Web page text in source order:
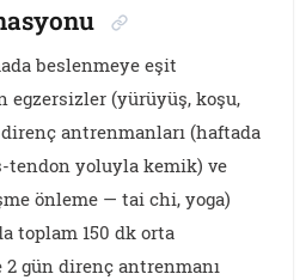
beslenmeye eşit
egzersizler (yürüyüş, koşu,
antrenmanları (haftada
tendon yoluyla kemik) ve
önleme — tai chi, yoga)
toplam 150 dk orta
gün direnç antrenmanı